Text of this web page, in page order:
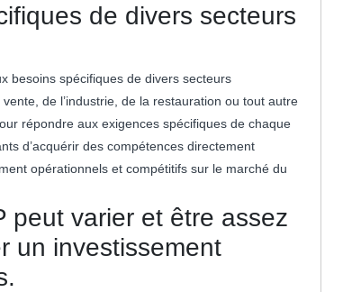
de divers secteurs
besoins spécifiques de divers secteurs
de l’industrie, de la restauration ou tout autre
répondre aux exigences spécifiques de chaque
d’acquérir des compétences directement
opérationnels et compétitifs sur le marché du
peut varier et être assez
un investissement